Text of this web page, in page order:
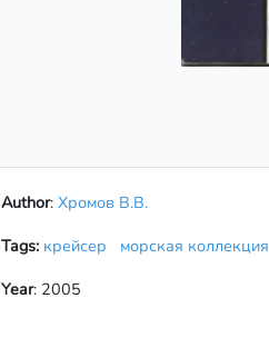
Author: Хромов В.В.
Tags: крейсер морская коллекция
Year: 2005